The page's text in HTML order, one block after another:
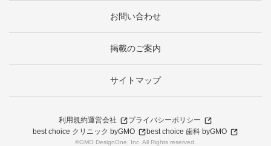
お問い合わせ
掲載のご案内
サイトマップ
利用規約運営会社
プライバシーポリシー
best choice クリニック byGMO
best choice 歯科 byGMO
©GMO DesignOne, Inc. All Rights reserved.